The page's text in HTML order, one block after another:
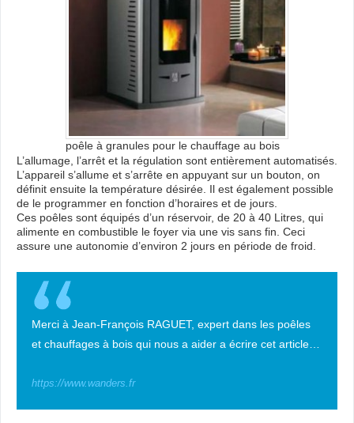
poêle à granules pour le chauffage au bois
L’allumage, l’arrêt et la régulation sont entièrement automatisés.
L’appareil s’allume et s’arrête en appuyant sur un bouton, on
définit ensuite la température désirée. Il est également possible
de le programmer en fonction d’horaires et de jours.
Ces poêles sont équipés d’un réservoir, de 20 à 40 Litres, qui
alimente en combustible le foyer via une vis sans fin. Ceci
assure une autonomie d’environ 2 jours en période de froid.
Merci à Jean-François RAGUET, expert dans les poêles
et chauffages à bois qui nous a aider a écrire cet article…
https://www.wanders.fr